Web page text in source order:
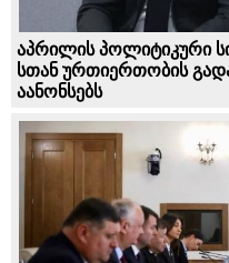
აპრილის პოლიტიკური
სთან ურთიერთობის
აანონსებს